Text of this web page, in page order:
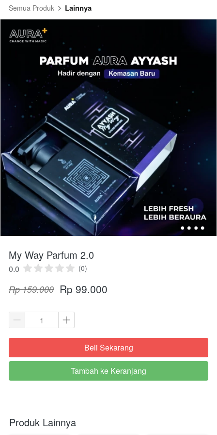
Semua Produk Lainnya
My Way Parfum 2.0
0.0 (0)
Rp 159.000 Rp 99.000
`Beli Sekarang
`
Tambah ke Keranjang
Produk Lainnya